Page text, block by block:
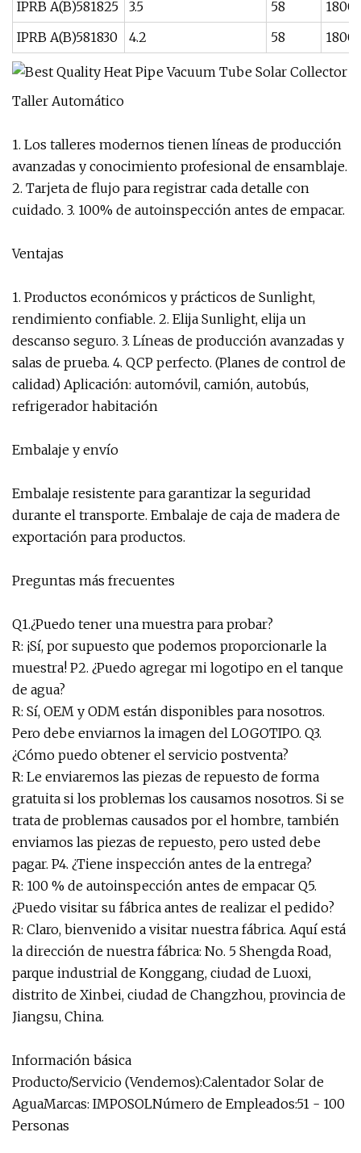
IPRB A(B)581825 3.5 58
1800
IPRB A(B)581830
4.2 58 1800
Taller Automático
1. Los talleres modernos tienen líneas de producción
avanzadas y conocimiento profesional de ensamblaje.
2. Tarjeta de flujo para registrar cada detalle con
cuidado. 3. 100% de autoinspección antes de empacar.
Ventajas
1. Productos económicos y prácticos de Sunlight,
rendimiento confiable. 2. Elija Sunlight, elija un
descanso seguro. 3. Líneas de producción avanzadas y
salas de prueba. 4. QCP perfecto. (Planes de control de
calidad) Aplicación: automóvil, camión, autobús,
refrigerador habitación
Embalaje y envío
Embalaje resistente para garantizar la seguridad
durante el transporte. Embalaje de caja de madera de
exportación para productos.
Preguntas más frecuentes
Q1.¿Puedo tener una muestra para probar?
R: ¡Sí, por supuesto que podemos proporcionarle la
muestra! P2. ¿Puedo agregar mi logotipo en el tanque
de agua?
R: Sí, OEM y ODM están disponibles para nosotros.
Pero debe enviarnos la imagen del LOGOTIPO. Q3.
¿Cómo puedo obtener el servicio postventa?
R: Le enviaremos las piezas de repuesto de forma
gratuita si los problemas los causamos nosotros. Si se
trata de problemas causados ​​por el hombre, también
enviamos las piezas de repuesto, pero usted debe
pagar. P4. ¿Tiene inspección antes de la entrega?
R: 100 % de autoinspección antes de empacar Q5.
¿Puedo visitar su fábrica antes de realizar el pedido?
R: Claro, bienvenido a visitar nuestra fábrica. Aquí está
la dirección de nuestra fábrica: No. 5 Shengda Road,
parque industrial de Konggang, ciudad de Luoxi,
distrito de Xinbei, ciudad de Changzhou, provincia de
Jiangsu, China.
Información básica
Producto/Servicio (Vendemos):Calentador Solar de
AguaMarcas: IMPOSOLNúmero de Empleados:51 - 100
Personas